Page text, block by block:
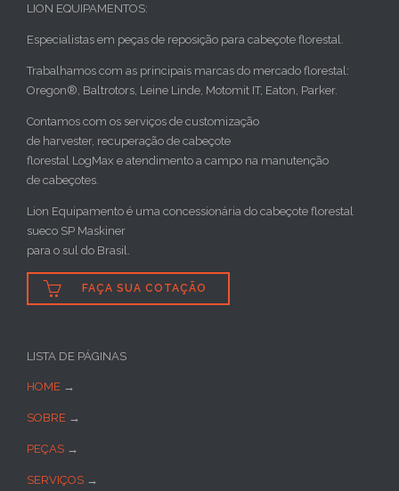
LION EQUIPAMENTOS:
Especialistas em peças de reposição para cabeçote florestal.
Trabalhamos com as principais marcas do mercado florestal:
Oregon®, Baltrotors, Leine Linde, Motomit IT, Eaton, Parker.
Contamos com os serviços de customização
de harvester, recuperação de cabeçote
florestal LogMax e atendimento a campo na manutenção
de cabeçotes.
Lion Equipamento é uma concessionária do cabeçote florestal
sueco SP Maskiner
para o sul do Brasil.
 FAÇA SUA COTAÇÃO
LISTA DE PÁGINAS
HOME →
SOBRE →
PEÇAS →
SERVIÇOS →